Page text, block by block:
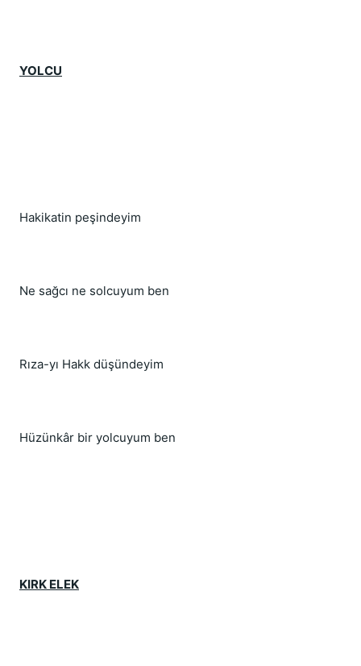
YOLCU
Hakikatin peşindeyim
Ne sağcı ne solcuyum ben
Rıza-yı Hakk düşündeyim
Hüzünkâr bir yolcuyum ben
KIRK ELEK